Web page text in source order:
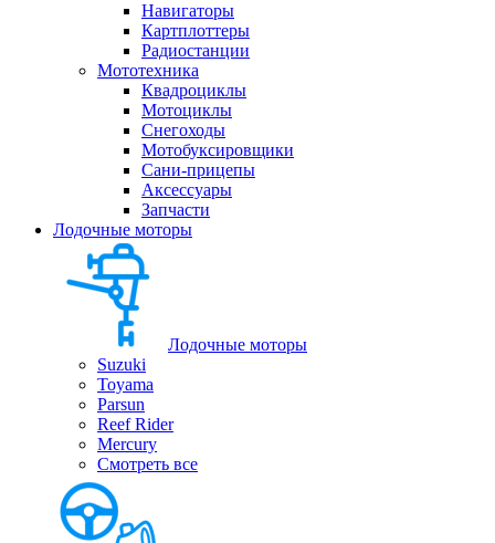
Навигаторы
Картплоттеры
Радиостанции
Мототехника
Квадроциклы
Мотоциклы
Снегоходы
Мотобуксировщики
Сани-прицепы
Аксессуары
Запчасти
Лодочные моторы
Лодочные моторы
Suzuki
Toyama
Parsun
Reef Rider
Mercury
Смотреть все